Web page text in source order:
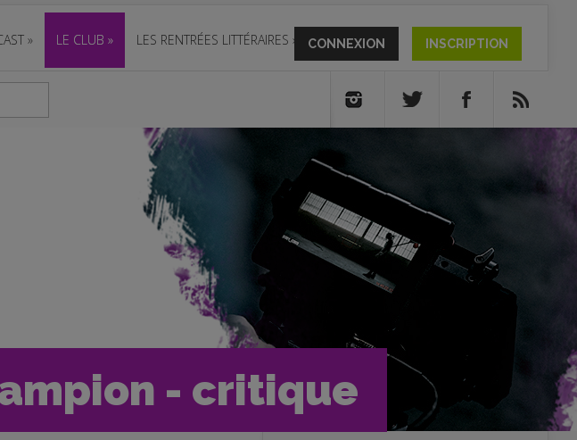
» LE CLUB » LES RENTRÉES LITTÉRAIRES » CONNEXION INSCRIPTION
- critique